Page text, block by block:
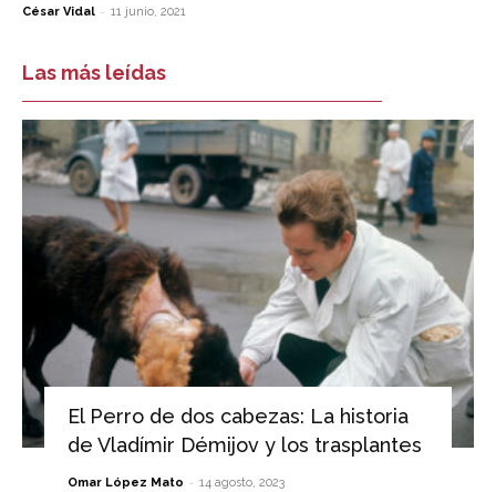
César Vidal - 11 junio, 2021
Las más leídas
El Perro de dos cabezas: La historia
de Vladímir Démijov y los trasplantes
Omar López Mato - 14 agosto, 2023